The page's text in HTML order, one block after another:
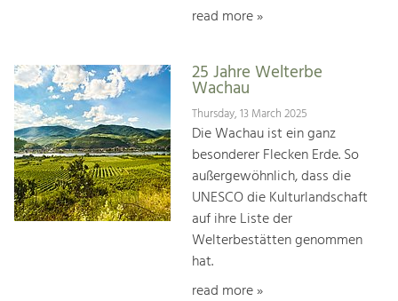
read more »
25 Jahre Welterbe
Wachau
Thursday, 13 March 2025
Die Wachau ist ein ganz
besonderer Flecken Erde. So
außergewöhnlich, dass die
UNESCO die Kulturlandschaft
auf ihre Liste der
Welterbestätten genommen
hat.
read more »